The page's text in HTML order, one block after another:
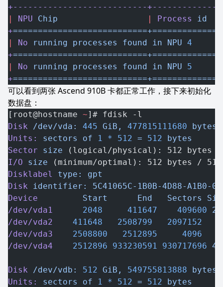
+---------------------------
|
NPU Chip
                  |
Process id
+
|
No running processes found in NPU 4
+
|
No running processes found in NPU 5
+
可以看到两张 Ascend 910B 卡都正常工作，接下来初始化
数据盘：
[root@hostname ~]# fdisk -l
Disk /dev/vda: 445 GiB, 477815111680 bytes,
Units:
sectors of 1 * 512 = 512 bytes
Sector size (logical/physical): 512 bytes /
I/O size (minimum/optimal): 512 bytes /
Disklabel
type:
gpt
Disk identifier:
5C41065C-1B0B-4D88-A1B0-
Device
         Start
      End
   Sectors
/dev/vda1
      2048
     411647
    409600
/dev/vda2
    411648
   2508799
   2097152
/dev/vda3
    2508800
   2512895
     4096
/dev/vda4
    2512896
933230591 930717696
Disk /dev/vdb: 512 GiB, 549755813888 bytes,
Units:
sectors of 1 * 512 = 512 bytes